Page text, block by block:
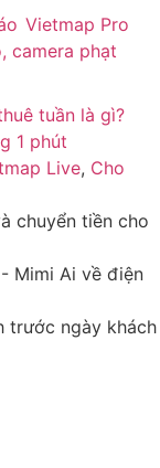
Vietmap Pro
camera phạt
tuần là gì?
1 phút
Live, Cho
chuyển tiền cho
Mimi Ai về điện
trước ngày khách